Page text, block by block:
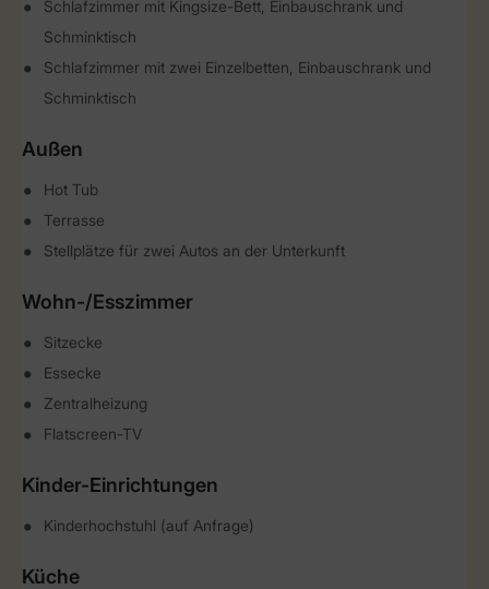
Schlafzimmer mit Kingsize-Bett, Einbauschrank und
Schminktisch
Schlafzimmer mit zwei Einzelbetten, Einbauschrank und
Schminktisch
Außen
Hot Tub
Terrasse
Stellplätze für zwei Autos an der Unterkunft
Wohn-/Esszimmer
Sitzecke
Essecke
Zentralheizung
Flatscreen-TV
Kinder-Einrichtungen
Kinderhochstuhl (auf Anfrage)
Küche